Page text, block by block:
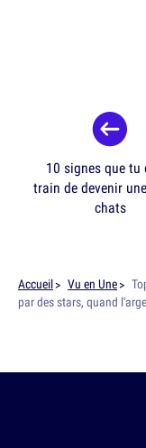
10 signes que tu
train de devenir
chats
Accueil Vu en Une
par des stars, quand